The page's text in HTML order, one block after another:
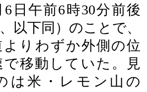
6日午前6時30分前後
以下同）のことで、
よりわずか外側の位
で移動していた。見
は米・レモン山の